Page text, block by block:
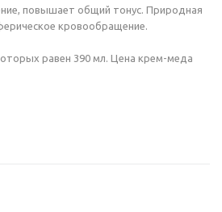
повышает общий тонус. Природная
кровообращение.
равен 390 мл. Цена крем-меда